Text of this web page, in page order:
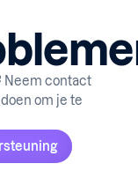
Neem contact
om je te